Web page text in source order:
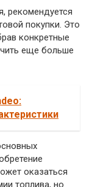
рекомендуется
покупки. Это
конкретные
еще больше
оказаться
топлива, но